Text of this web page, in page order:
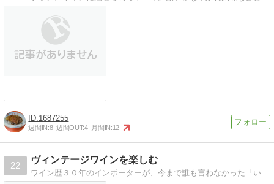
1687255
週間IN:8 週間OUT:4 月間IN:12
22
ヴィンテージワインを楽しむ
ワイン歴３０年のインポーターが、今まで誰も言わなかった「いつ抜栓するか？どんなグラスを選ぶか？」など綴ります。